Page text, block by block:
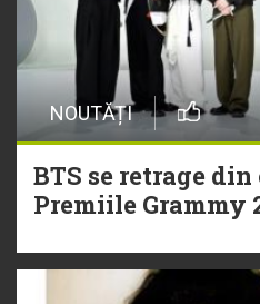
NOUTĂȚI
BTS se retrage
Premiile Grammy